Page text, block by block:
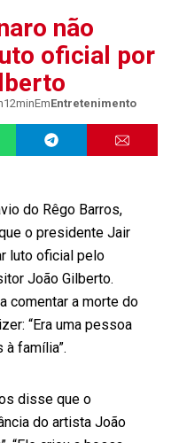
não
oficial por
EmEntretenimento
do Rêgo Barros,
o presidente Jair
luto oficial pelo
João Gilberto.
comentar a morte do
“Era uma pessoa
família”.
disse que o
do artista João